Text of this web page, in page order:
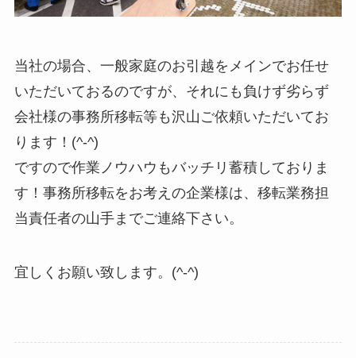
当社の場合、一般家庭のお引越をメインでお任せ
いただいておるのですが、それにも負けず劣らず
会社様の事務所移転等も沢山ご依頼いただいてお
ります！(^-^)
ですので作業ノウハウもバッチリ蓄積しておりま
す！事務所移転をお考えの企業様は、移転業務担
当責任者の山手までご連絡下さい。
宜しくお願い致します。(^-^)